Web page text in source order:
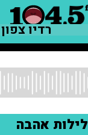
רדיו צפון
לילות אהבה